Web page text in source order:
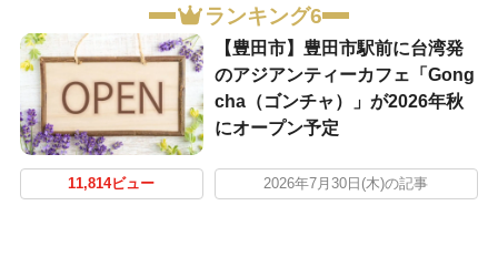
ランキング6
【豊田市】豊田市駅前に台湾発
のアジアンティーカフェ「Gong
cha（ゴンチャ）」が2026年秋
にオープン予定
11,814ビュー 2026年7月30日(木)の記事